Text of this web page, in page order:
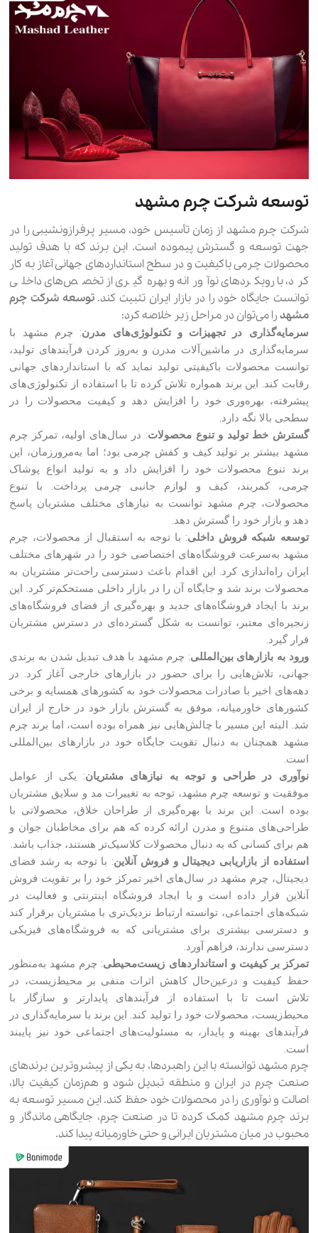
توسعه شرکت چرم مشهد
شرکت چرم مشهد از زمان تأسیس خود، مسیر پرفرازونشیبی را در
جهت توسعه و گسترش پیموده است. این برند که با هدف تولید
محصولات چرمی باکیفیت و در سطح استانداردهای جهانی آغاز به کار
کرد، با رویکردهای نوآورانه و بهره‌گیری از تخصص‌های داخلی
توانست جایگاه خود را در بازار ایران تثبیت کند.توسعه شرکت چرم
مشهدرا می‌توان در مراحل زیر خلاصه کرد:
سرمایه‌گذاری در تجهیزات و تکنولوژی‌های مدرن: چرم مشهد با
سرمایه‌گذاری در ماشین‌آلات مدرن و به‌روز کردن فرآیندهای تولید،
توانست محصولات باکیفیتی تولید نماید که با استانداردهای جهانی
رقابت کند. این برند همواره تلاش کرده تا با استفاده از تکنولوژی‌های
پیشرفته، بهره‌وری خود را افزایش دهد و کیفیت محصولات را در
سطحی بالا نگه دارد.
گسترش خط تولید و تنوع محصولات: در سال‌های اولیه، تمرکز چرم
مشهد بیشتر بر تولید کیف و کفش چرمی بود؛ اما به‌مرورزمان، این
برند تنوع محصولات خود را افزایش داد و به تولید انواع پوشاک
چرمی، کمربند، کیف و لوازم جانبی چرمی پرداخت. با تنوع
محصولات، چرم مشهد توانست به نیازهای مختلف مشتریان پاسخ
دهد و بازار خود را گسترش دهد.
توسعه شبکه فروش داخلی: با توجه به استقبال از محصولات، چرم
مشهد به‌سرعت فروشگاه‌های اختصاصی خود را در شهرهای مختلف
ایران راه‌اندازی کرد. این اقدام باعث دسترسی راحت‌تر مشتریان به
محصولات برند شد و جایگاه آن را در بازار داخلی مستحکم‌تر کرد. این
برند با ایجاد فروشگاه‌های جدید و بهره‌گیری از فضای فروشگاه‌های
زنجیره‌ای معتبر، توانست به شکل گسترده‌ای در دسترس مشتریان
قرار گیرد.
ورود به بازارهای بین‌المللی: چرم مشهد با هدف تبدیل شدن به برندی
جهانی، تلاش‌هایی را برای حضور در بازارهای خارجی آغاز کرد. در
دهه‌های اخیر با صادرات محصولات خود به کشورهای همسایه و برخی
کشورهای خاورمیانه، موفق به گسترش بازار خود در خارج از ایران
شد. البته این مسیر با چالش‌هایی نیز همراه بوده است، اما برند چرم
مشهد همچنان به دنبال تقویت جایگاه خود در بازارهای بین‌المللی
است.
نوآوری در طراحی و توجه به نیازهای مشتریان: یکی از عوامل
موفقیت و توسعه چرم مشهد، توجه به تغییرات مد و سلایق مشتریان
بوده است. این برند با بهره‌گیری از طراحان خلاق، محصولاتی با
طراحی‌های متنوع و مدرن ارائه کرده که هم برای مخاطبان جوان و
هم برای کسانی که به دنبال محصولات کلاسیک‌تر هستند، جذاب باشد.
استفاده از بازاریابی دیجیتال و فروش آنلاین: با توجه به رشد فضای
دیجیتال، چرم مشهد در سال‌های اخیر تمرکز خود را بر تقویت فروش
آنلاین قرار داده است و با ایجاد فروشگاه اینترنتی و فعالیت در
شبکه‌های اجتماعی، توانسته ارتباط نزدیک‌تری با مشتریان برقرار کند
و دسترسی بیشتری برای مشتریانی که به فروشگاه‌های فیزیکی
دسترسی ندارند، فراهم آورد.
تمرکز بر کیفیت و استانداردهای زیست‌محیطی: چرم مشهد به‌منظور
حفظ کیفیت و درعین‌حال کاهش اثرات منفی بر محیط‌زیست، در
تلاش است تا با استفاده از فرآیندهای پایدارتر و سازگار با
محیط‌زیست، محصولات خود را تولید کند. این برند با سرمایه‌گذاری در
فرآیندهای بهینه و پایدار، به مسئولیت‌های اجتماعی خود نیز پایبند
است.
چرم مشهد توانسته با این راهبردها، به یکی از پیشروترین برندهای
صنعت چرم در ایران و منطقه تبدیل شود و هم‌زمان کیفیت بالا،
اصالت و نوآوری را در محصولات خود حفظ کند. این مسیر توسعه به
برند چرم مشهد کمک کرده تا در صنعت چرم، جایگاهی ماندگار و
محبوب در میان مشتریان ایرانی و حتی خاورمیانه پیدا کند.